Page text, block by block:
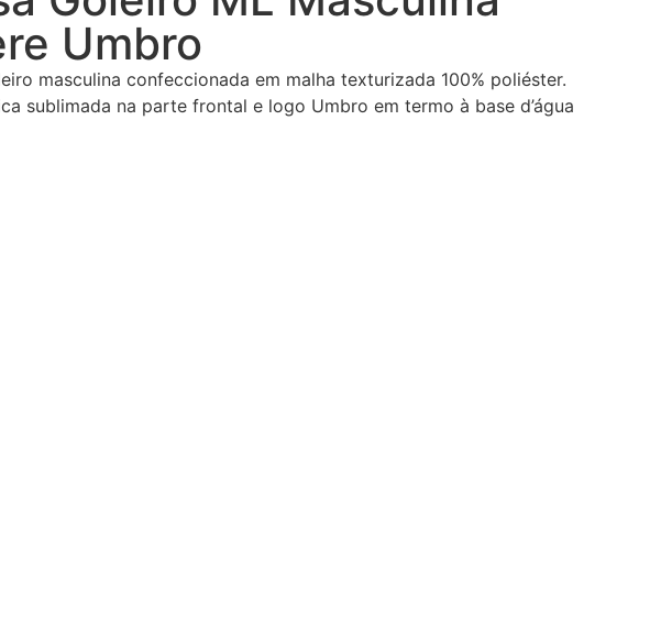
Umbro
masculina confeccionada em malha texturizada 100% poliéster.
sublimada na parte frontal e logo Umbro em termo à base d’água